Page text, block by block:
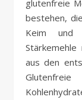
glutenfreie
bestehen,
Keim und
Stärkemehle
aus den